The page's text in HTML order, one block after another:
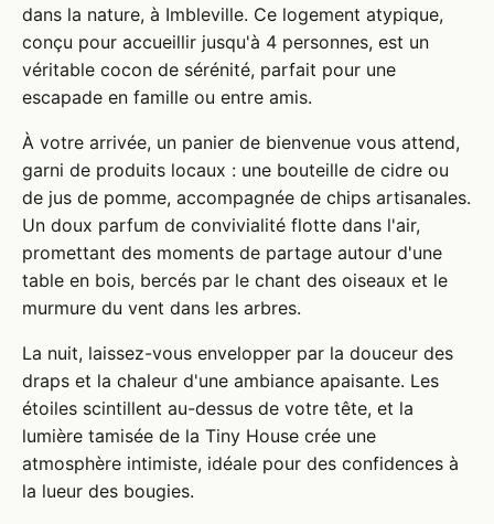
dans la nature, à Imbleville. Ce logement atypique,
conçu pour accueillir jusqu'à 4 personnes, est un
véritable cocon de sérénité, parfait pour une
escapade en famille ou entre amis.
À votre arrivée, un panier de bienvenue vous attend,
garni de produits locaux : une bouteille de cidre ou
de jus de pomme, accompagnée de chips artisanales.
Un doux parfum de convivialité flotte dans l'air,
promettant des moments de partage autour d'une
table en bois, bercés par le chant des oiseaux et le
murmure du vent dans les arbres.
La nuit, laissez-vous envelopper par la douceur des
draps et la chaleur d'une ambiance apaisante. Les
étoiles scintillent au-dessus de votre tête, et la
lumière tamisée de la Tiny House crée une
atmosphère intimiste, idéale pour des confidences à
la lueur des bougies.